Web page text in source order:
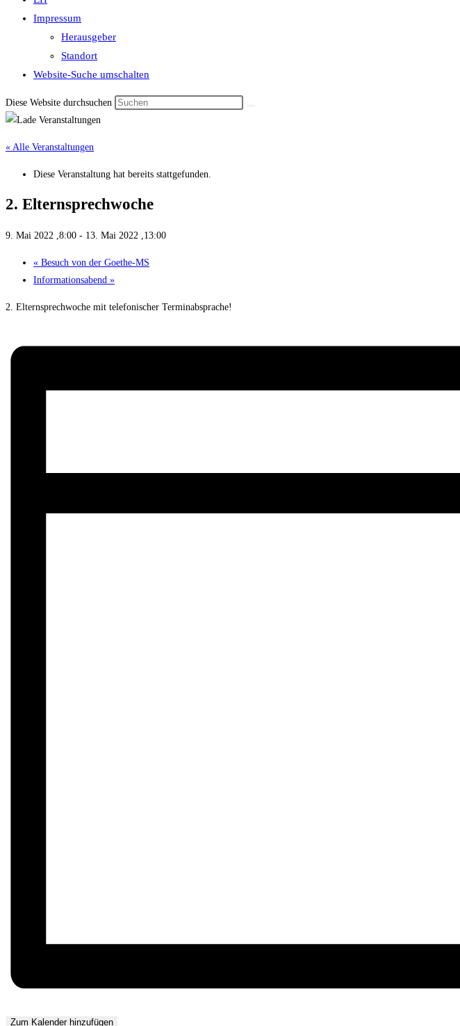
Impressum
Herausgeber
Standort
Website-Suche umschalten
Diese Website durchsuchen
« Alle Veranstaltungen
Diese Veranstaltung hat bereits stattgefunden.
2. Eltern­sprech­woche
9. Mai 2022 ,8:00 - 13. Mai 2022 ,13:00
« Besuch von der Goethe-MS
Informa­tions­abend »
2. Elternsprechwoche mit telefonischer Terminabsprache!
Zum Kalender hinzufügen